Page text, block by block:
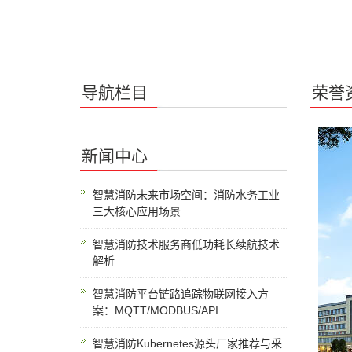
荣誉
导航栏目
新闻中心
智慧消防未来市场空间：消防水务工业
三大核心应用场景
智慧消防技术服务商低功耗长续航技术
解析
智慧消防平台链路追踪物联网接入方
案：MQTT/MODBUS/API
智慧消防Kubernetes源头厂家推荐与采